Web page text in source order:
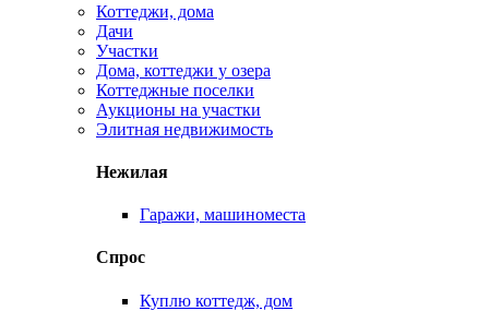
Коттеджи, дома
Дачи
Участки
Дома, коттеджи у озера
Коттеджные поселки
Аукционы на участки
Элитная недвижимость
Нежилая
Гаражи, машиноместа
Спрос
Куплю коттедж, дом